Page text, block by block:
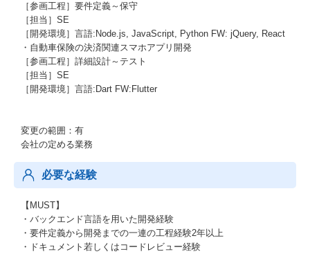
［参画工程］要件定義～保守
［担当］SE
［開発環境］言語:Node.js, JavaScript, Python​ FW: jQuery, React​
・自動車保険の決済関連スマホアプリ開発
［参画工程］詳細設計～テスト
［担当］SE
［開発環境］言語:Dart FW:Flutter
変更の範囲：有
会社の定める業務
必要な経験
【MUST】
・バックエンド言語を用いた開発経験
・要件定義から開発までの一連の工程経験2年以上
・ドキュメント若しくはコードレビュー経験